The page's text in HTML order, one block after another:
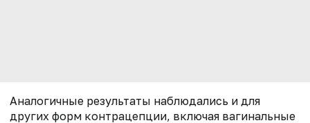
Аналогичные результаты наблюдались и для
других форм контрацепции, включая вагинальные